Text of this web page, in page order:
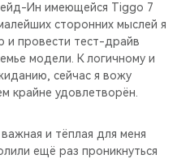
Ин имеющейся Tiggo 7
сторонних мыслей я
и провести тест-драйв
модели. К логичному и
сейчас я вожу
крайне удовлетворён.
и тёплая для меня
ещё раз проникнуться